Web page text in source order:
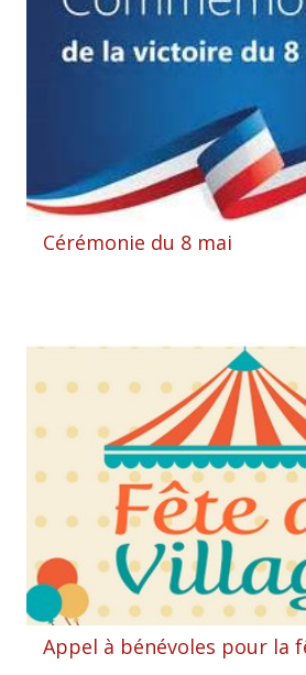
Cérémonie du 8 mai
Appel à bénévoles pour la